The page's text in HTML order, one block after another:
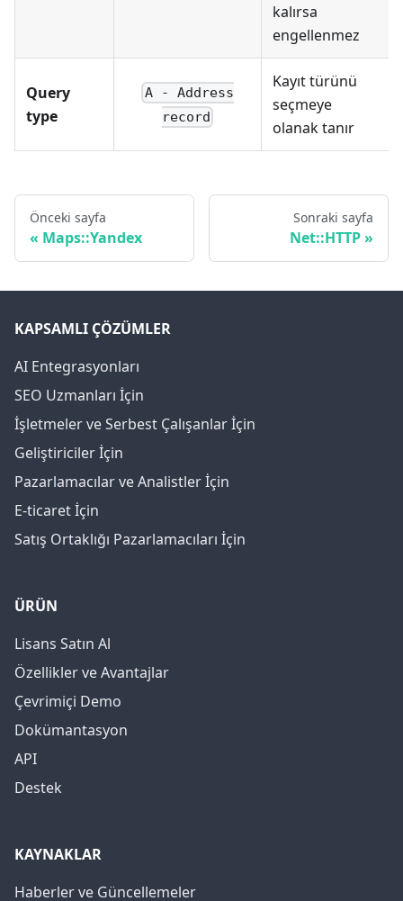
kalırsa
engellenmez
Query
type
A - Address
record
Kayıt türünü
seçmeye
olanak tanır
Önceki sayfa
Maps::Yandex
Sonraki sayfa
Net::HTTP
KAPSAMLI ÇÖZÜMLER
AI Entegrasyonları
SEO Uzmanları İçin
İşletmeler ve Serbest Çalışanlar İçin
Geliştiriciler İçin
Pazarlamacılar ve Analistler İçin
E-ticaret İçin
Satış Ortaklığı Pazarlamacıları İçin
ÜRÜN
Lisans Satın Al
Özellikler ve Avantajlar
Çevrimiçi Demo
Dokümantasyon
API
Destek
KAYNAKLAR
Haberler ve Güncellemeler